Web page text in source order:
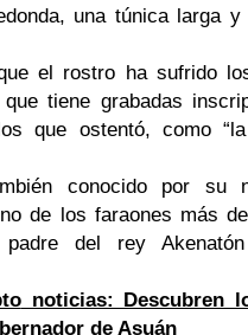
una túnica larga
el rostro ha sufrido
tiene grabadas
que ostentó, como
conocido por su
de los faraones más
del rey
noticias: Descubren
de Asuán